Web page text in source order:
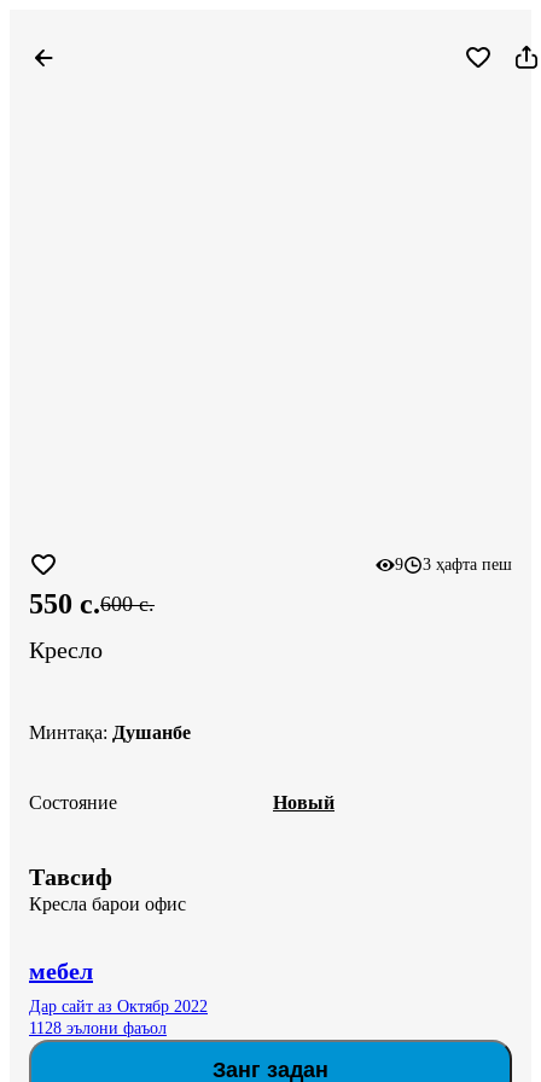
9 3 ҳафта пеш
550 c.600 c.
Кресло
Минтақа: Душанбе
Состояние Новый
Тавсиф
Кресла барои офис
мебел
Дар сайт аз Октябр 2022
1128 эълони фаъол
Занг задан